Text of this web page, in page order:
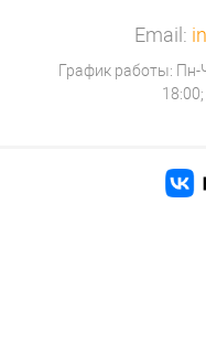
Email:
График работы: Пн-